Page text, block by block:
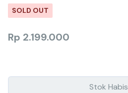
SOLD OUT
Rp 2.199.000
Stok Habis